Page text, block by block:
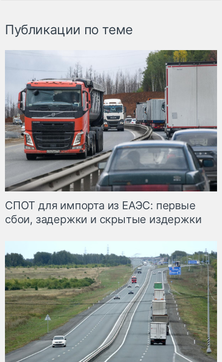
Публикации по теме
СПОТ для импорта из ЕАЭС: первые
сбои, задержки и скрытые издержки